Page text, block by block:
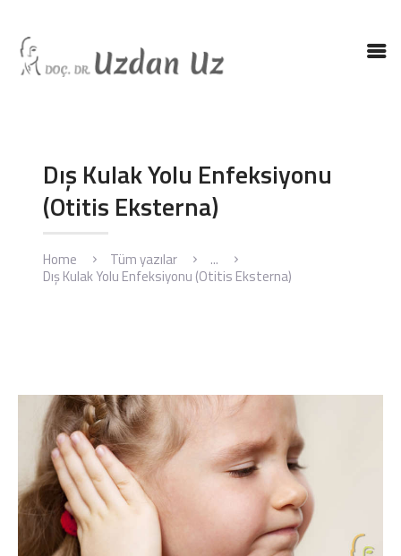
Dış Kulak Yolu Enfeksiyonu
(Otitis Eksterna)
Home Tüm yazılar
...
Dış Kulak Yolu Enfeksiyonu (Otitis Eksterna)
KBB HASTALIKLARI
KBB AMELIYATLARI
BLOG
ENGLISH